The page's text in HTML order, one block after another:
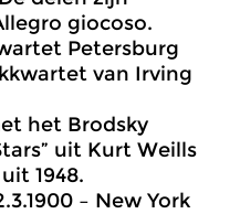
giocoso.
Petersburg
van Irving
het Brodsky
uit Kurt Weills
1948.
– New York